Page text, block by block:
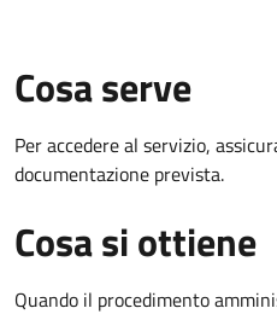
Cosa serve
Per accedere al servizio,
documentazione prevista.
Cosa si ottiene
Quando il procedimento